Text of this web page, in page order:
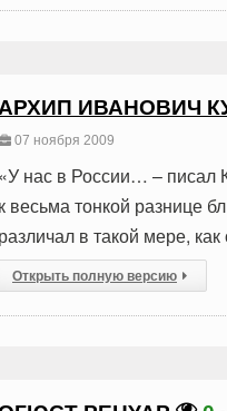
АРХИП ИВАНОВИЧ
07 ноября 2009
«У нас в России… – писал
к весьма тонкой разнице
различал в такой мере,
Открыть полную версию